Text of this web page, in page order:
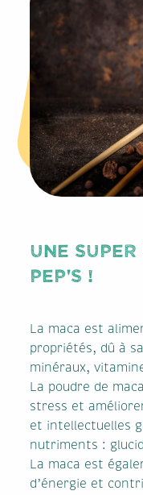
UNE
PEP'S !
La maca est
propriétés, dû à
minéraux,
La poudre de
stress et
et intellectuelles
nutriments :
La maca est
d’énergie et